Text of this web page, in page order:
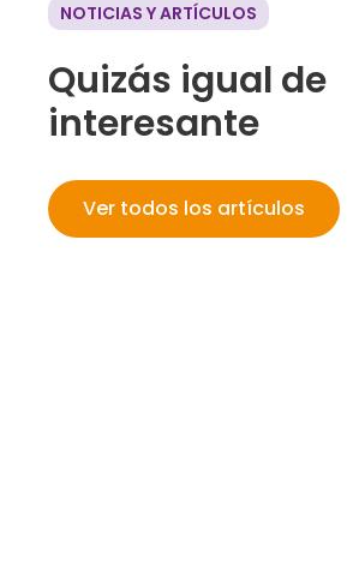
NOTICIAS Y ARTÍCULOS
Quizás igual de
interesante
Ver todos los artículos